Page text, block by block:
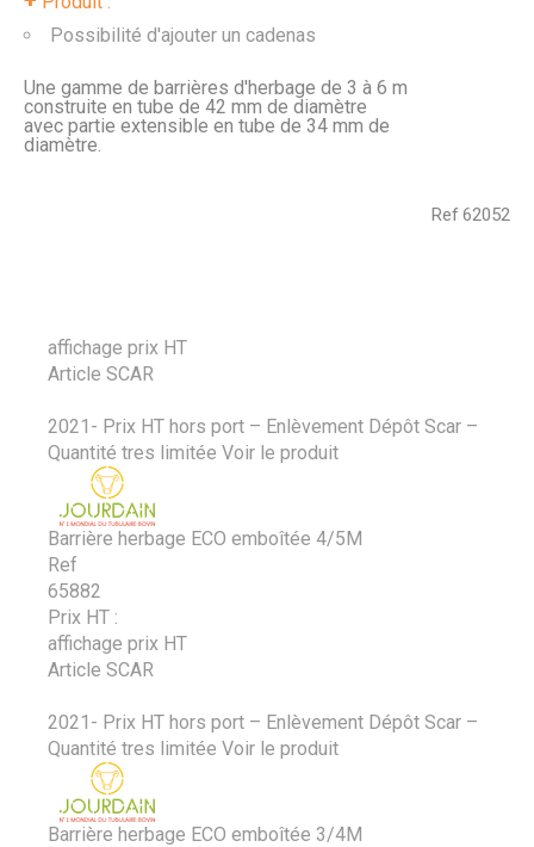
Ref62052
Possibilité d'ajouter un cadenas
Une gamme de barrières d'herbage de 3 à 6 m
construite en tube de 42 mm de diamètre
avec partie extensible en tube de 34 mm de
diamètre.
affichage prix HT
Article SCAR
2021- Prix HT hors port – Enlèvement Dépôt Scar –
Quantité tres limitée Voir le produit
Barrière herbage ECO emboîtée 4/5M
Ref
65882
Prix HT :
affichage prix HT
Article SCAR
2021- Prix HT hors port – Enlèvement Dépôt Scar –
Quantité tres limitée Voir le produit
Barrière herbage ECO emboîtée 3/4M